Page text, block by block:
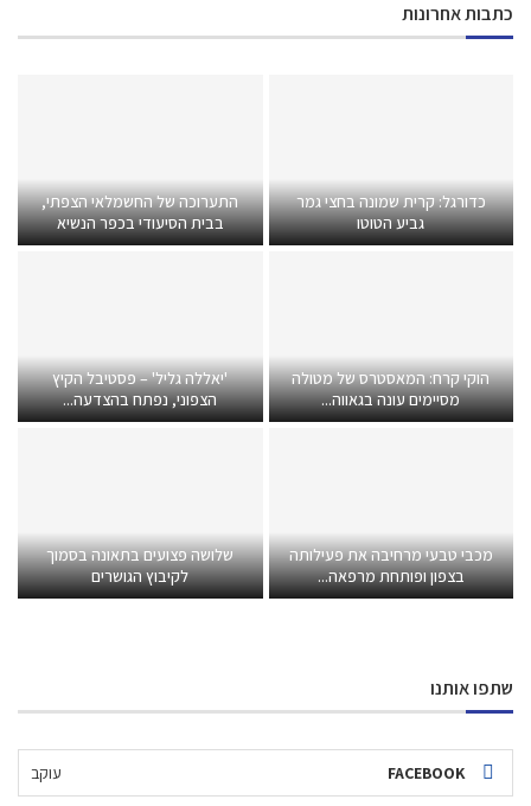
כתבות אחרונות
כדורגל: קרית שמונה בחצי גמר
גביע הטוטו
התערוכה של החשמלאי הצפתי,
בבית הסיעודי בכפר הנשיא
הוקי קרח: המאסטרס של מטולה
מסיימים עונה בגאווה...
'יאללה גליל' – פסטיבל הקיץ
הצפוני, נפתח בהצדעה...
מכבי טבעי מרחיבה את פעילותה
בצפון ופותחת מרפאה...
שלושה פצועים בתאונה בסמוך
לקיבוץ הגושרים
שתפו אותנו
FACEBOOK עוקב